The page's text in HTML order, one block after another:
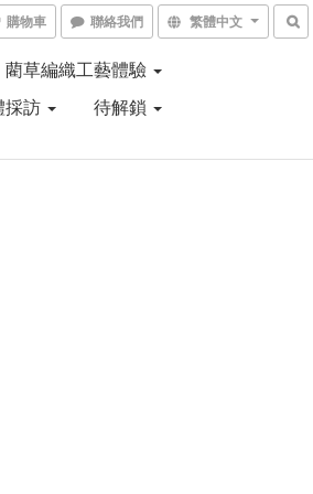
購物車 聯絡我們 繁體中文
藺草編織工藝體驗
採訪 待解鎖